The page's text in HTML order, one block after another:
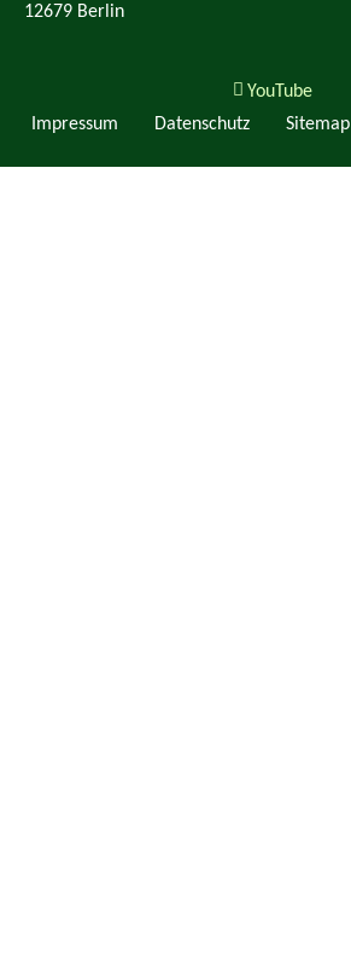
12679 Berlin
Impressum Datenschutz Sitemap
YouTube